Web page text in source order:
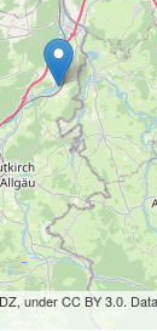
under CC BY 3.0.